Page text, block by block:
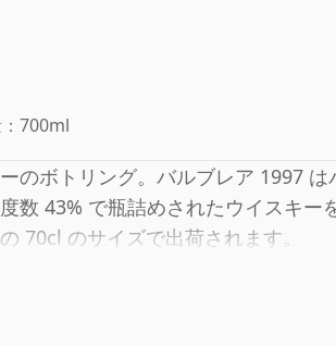
700ml
のボトリング。バルブレア 1997 は
数 43% で瓶詰めされたウイスキー
70cl のサイズで出荷されます。